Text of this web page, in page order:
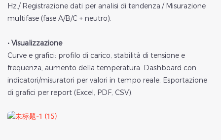
Hz./ Registrazione dati per analisi di tendenza./ Misurazione
multifase (fase A/B/C + neutro).
• Visualizzazione
Curve e grafici: profilo di carico, stabilità di tensione e
frequenza, aumento della temperatura. Dashboard con
indicatori/misuratori per valori in tempo reale. Esportazione
di grafici per report (Excel, PDF, CSV).